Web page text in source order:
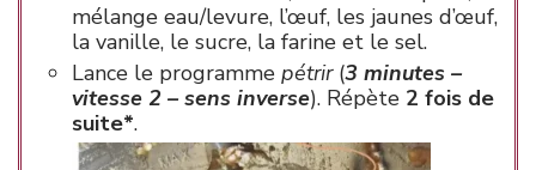
mélange eau/levure, l’œuf, les jaunes d’œuf,
la vanille, le sucre, la farine et le sel.
Lance le programme pétrir(3 minutes –
vitesse 2 – sens inverse). Répète 2 fois de
suite*.